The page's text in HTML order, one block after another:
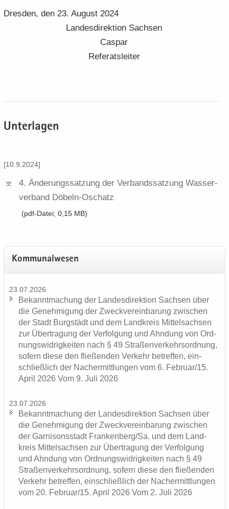
Dres­den, den 23. Au­gust 2024
Lan­des­di­rek­ti­on Sach­sen
Cas­par
Re­fe­rats­lei­ter
Un­ter­la­gen
[10.9.2024]
4.​ Än­de­rungs­sat­zung der Ver­bands­sat­zung Was­ser­
ver­band Döbeln-​​Oschatz
(pdf-​Datei; 0,15 MB)
Kom­mu­nal­we­sen
23.07.2026
Be­kannt­ma­chung der Lan­des­di­rek­ti­on Sach­sen über
die Ge­neh­mi­gung der Zweck­ver­ein­ba­rung zwi­schen
der Stadt Burg­städt und dem Land­kreis Mit­tel­sach­sen
zur Über­tra­gung der Ver­fol­gung und Ahn­dung von Ord­
nungs­wid­rig­kei­ten nach § 49 Stra­ßen­ver­kehrs­ord­nung,
so­fern diese den flie­ßen­den Ver­kehr be­tref­fen, ein­
schließ­lich der Nacher­mitt­lun­gen vom 6. Fe­bru­ar/15.
April 2026 Vom 9. Juli 2026
23.07.2026
Be­kannt­ma­chung der Lan­des­di­rek­ti­on Sach­sen über
die Ge­neh­mi­gung der Zweck­ver­ein­ba­rung zwi­schen
der Gar­ni­sons­stadt Fran­ken­berg/Sa. und dem Land­
kreis Mit­tel­sach­sen zur Über­tra­gung der Ver­fol­gung
und Ahn­dung von Ord­nungs­wid­rig­kei­ten nach § 49
Stra­ßen­ver­kehrs­ord­nung, so­fern diese den flie­ßen­den
Ver­kehr be­tref­fen, ein­schließ­lich der Nacher­mitt­lun­gen
vom 20. Fe­bru­ar/15. April 2026 Vom 2. Juli 2026